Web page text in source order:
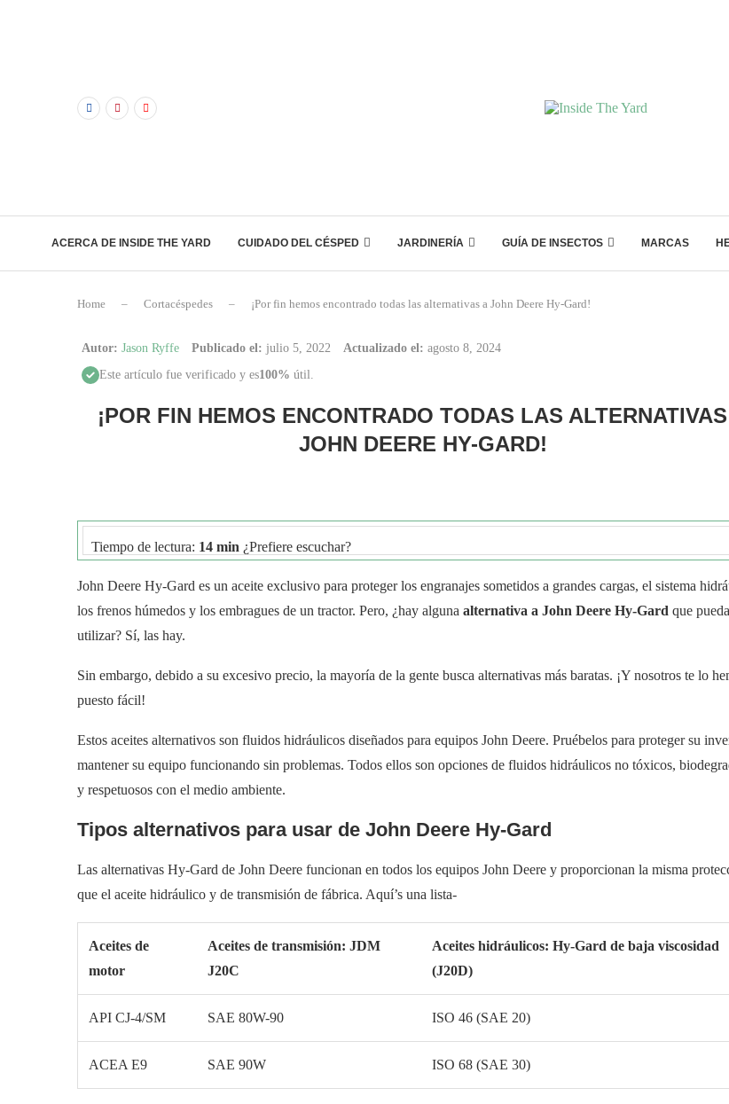
ACERCA DE INSIDE THE YARD CUIDADO DEL CÉSPED JARDINERÍA GUÍA DE INSECTOS MARCAS
Home – Cortacéspedes – ¡Por fin hemos encontrado todas las alternativas a John Deere Hy-Gard!
Autor: Jason Ryffe Publicado el: julio 5, 2022 Actualizado el: agosto 8, 2024
Este artículo fue verificado y es100% útil.
¡POR FIN HEMOS ENCONTRADO TODAS LAS
JOHN DEERE HY-GARD!
Tiempo de lectura: 14 min ¿Prefiere escuchar?
John Deere Hy-Gard es un aceite exclusivo para proteger los engranajes sometidos a grandes cargas, el sistema
los frenos húmedos y los embragues de un tractor. Pero, ¿hay alguna alternativa a John Deere Hy-Gard que pueda
utilizar? Sí, las hay.
Sin embargo, debido a su excesivo precio, la mayoría de la gente busca alternativas más baratas. ¡Y nosotros te lo
puesto fácil!
Estos aceites alternativos son fluidos hidráulicos diseñados para equipos John Deere. Pruébelos para proteger su
mantener su equipo funcionando sin problemas. Todos ellos son opciones de fluidos hidráulicos no tóxicos,
y respetuosos con el medio ambiente.
Tipos alternativos para usar de John Deere Hy-Gard
Las alternativas Hy-Gard de John Deere funcionan en todos los equipos John Deere y proporcionan la misma
que el aceite hidráulico y de transmisión de fábrica. Aquí’s una lista-
Aceites de
motor
Aceites de transmisión: JDM
J20C
Aceites hidráulicos: Hy-Gard de baja viscosidad
(J20D)
API CJ-4/SM SAE 80W-90 ISO 46 (SAE 20)
ACEA E9 SAE 90W ISO 68 (SAE 30)